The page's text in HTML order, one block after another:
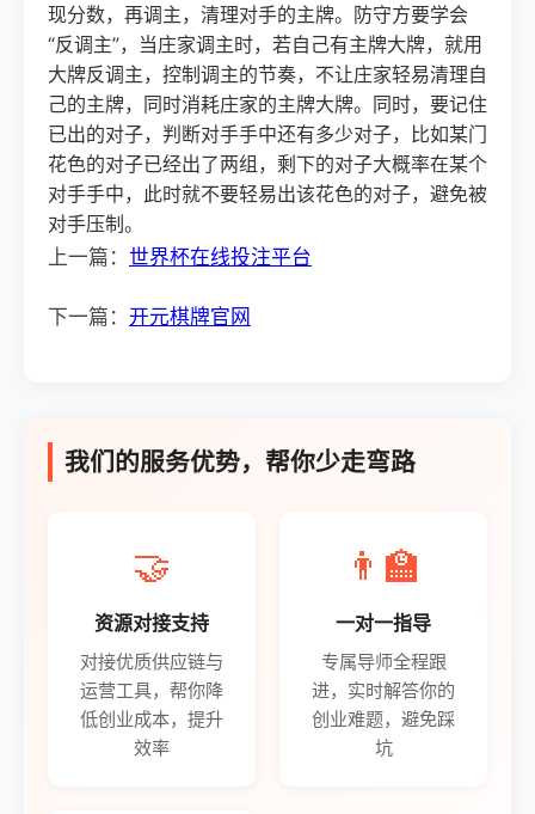
现分数，再调主，清理对手的主牌。防守方要学会
“反调主”，当庄家调主时，若自己有主牌大牌，就用
大牌反调主，控制调主的节奏，不让庄家轻易清理自
己的主牌，同时消耗庄家的主牌大牌。同时，要记住
已出的对子，判断对手手中还有多少对子，比如某门
花色的对子已经出了两组，剩下的对子大概率在某个
对手手中，此时就不要轻易出该花色的对子，避免被
对手压制。
上一篇： 世界杯在线投注平台
下一篇： 开元棋牌官网
我们的服务优势，帮你少走弯路
🤝
资源对接支持
对接优质供应链与
运营工具，帮你降
低创业成本，提升
效率
👨‍🏫
一对一指导
专属导师全程跟
进，实时解答你的
创业难题，避免踩
坑